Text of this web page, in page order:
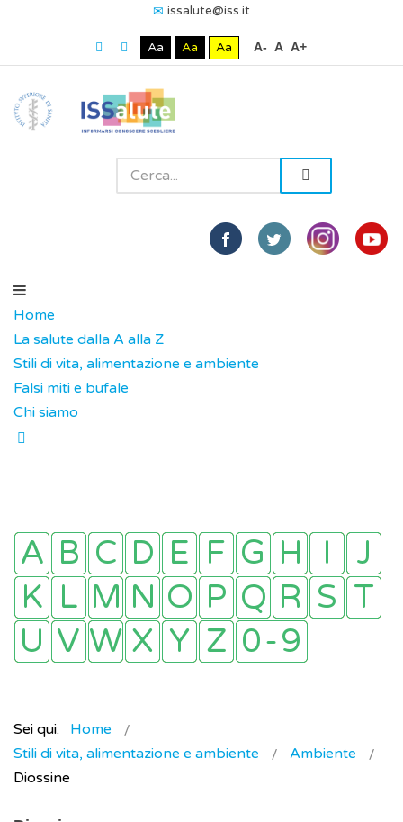
issalute@iss.it
Aa Aa Aa A- A A+
Home
La salute dalla A alla Z
Stili di vita, alimentazione e ambiente
Falsi miti e bufale
Chi siamo
Sei qui:
Home
Stili di vita, alimentazione e ambiente
Ambiente
Diossine